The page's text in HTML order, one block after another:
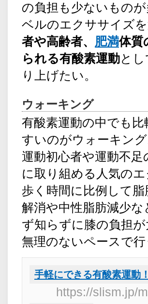
の負担も少ないもの
ベルのエクササイズ
者や高齢者、 肥満体質
られる有酸素運動とし
り上げたい。
ウォーキング
有酸素運動の中でも
すいのがウォーキング
運動初心者や運動不
に取り組める人気の
歩く時間に比例して
解消や中性脂肪減少
ず知らずに膝の負担
無理のないペースで
手軽にできる有酸素運動
https://slism.jp/